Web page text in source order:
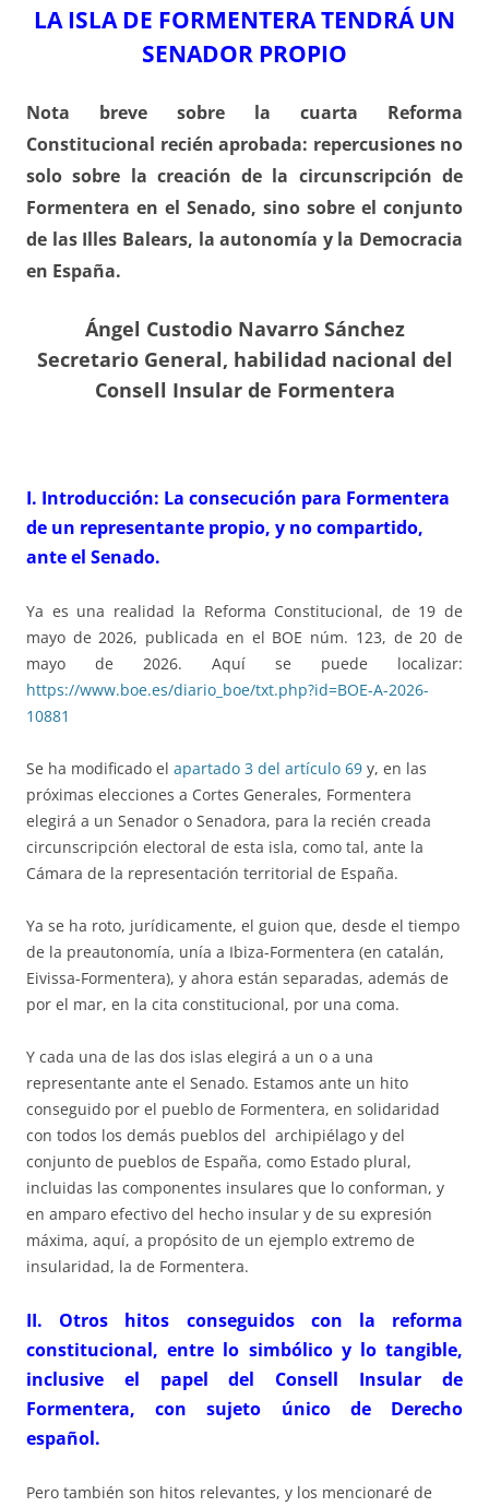
LA ISLA DE FORMENTERA TENDRÁ UN
SENADOR PROPIO
Nota breve sobre la cuarta Reforma
Constitucional recién aprobada: repercusiones no
solo sobre la creación de la circunscripción de
Formentera en el Senado, sino sobre el conjunto
de las Illes Balears, la autonomía y la Democracia
en España.
Ángel Custodio Navarro Sánchez
Secretario General, habilidad nacional del
Consell Insular de Formentera
I. Introducción: La consecución para Formentera
de un representante propio, y no compartido,
ante el Senado.
Ya es una realidad la Reforma Constitucional, de 19 de
mayo de 2026, publicada en el BOE núm. 123, de 20 de
mayo de 2026. Aquí se puede localizar:
https://www.boe.es/diario_boe/txt.php?id=BOE-A-2026-
10881
Se ha modificado el apartado 3 del artículo 69 y, en las
próximas elecciones a Cortes Generales, Formentera
elegirá a un Senador o Senadora, para la recién creada
circunscripción electoral de esta isla, como tal, ante la
Cámara de la representación territorial de España.
Ya se ha roto, jurídicamente, el guion que, desde el tiempo
de la preautonomía, unía a Ibiza-Formentera (en catalán,
Eivissa-Formentera), y ahora están separadas, además de
por el mar, en la cita constitucional, por una coma.
Y cada una de las dos islas elegirá a un o a una
representante ante el Senado. Estamos ante un hito
conseguido por el pueblo de Formentera, en solidaridad
con todos los demás pueblos del archipiélago y del
conjunto de pueblos de España, como Estado plural,
incluidas las componentes insulares que lo conforman, y
en amparo efectivo del hecho insular y de su expresión
máxima, aquí, a propósito de un ejemplo extremo de
insularidad, la de Formentera.
II. Otros hitos conseguidos con la reforma
constitucional, entre lo simbólico y lo tangible,
inclusive el papel del Consell Insular de
Formentera, con sujeto único de Derecho
español.
Pero también son hitos relevantes, y los mencionaré de